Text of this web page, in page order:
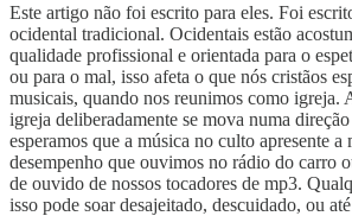
Este artigo não foi escrito para eles. Foi
ocidental tradicional. Ocidentais estão
qualidade profissional e orientada para o
ou para o mal, isso afeta o que nós cristãos
musicais, quando nos reunimos como igreja.
igreja deliberadamente se mova numa
esperamos que a música no culto apresente a
desempenho que ouvimos no rádio do carro
de ouvido de nossos tocadores de mp3.
isso pode soar desajeitado, descuidado, ou